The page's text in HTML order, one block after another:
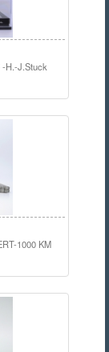
-H.-J.Stuck
1000 KM